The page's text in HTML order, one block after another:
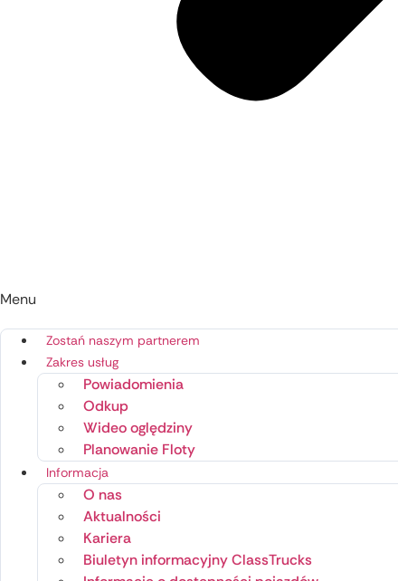
Menu
Zostań naszym partnerem
Zakres usług
Powiadomienia
Odkup
Wideo oględziny
Planowanie Floty
Informacja
O nas
Aktualności
Kariera
Biuletyn informacyjny ClassTrucks